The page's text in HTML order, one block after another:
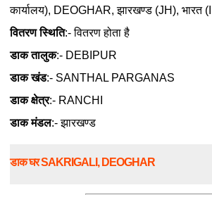
कार्यालय), DEOGHAR, झारखण्ड (JH), भारत
वितरण स्थिति:- वितरण होता है
डाक तालुक:- DEBIPUR
डाक खंड:- SANTHAL PARGANAS
डाक क्षेत्र:- RANCHI
डाक मंडल:- झारखण्ड
डाक घर SAKRIGALI, DEOGHAR